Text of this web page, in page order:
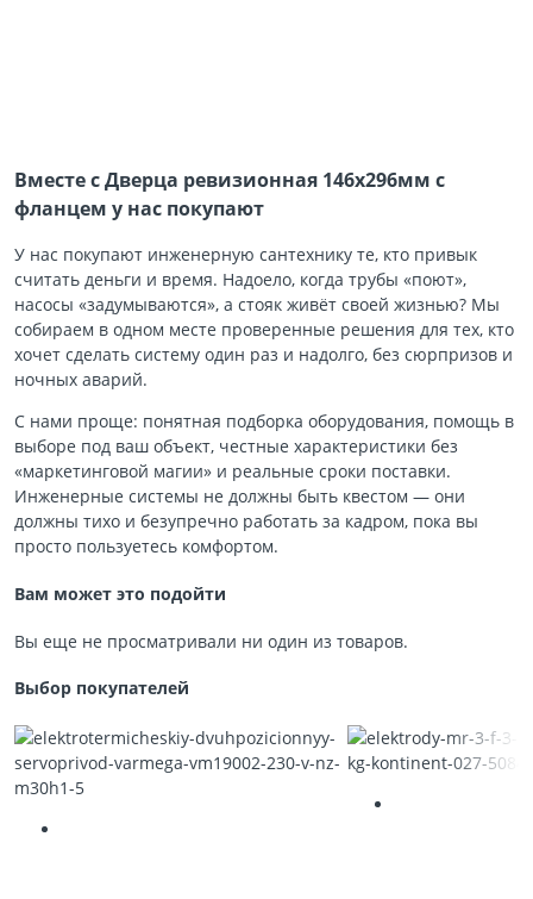
Вместе с Дверца ревизионная 146х296мм с
фланцем у нас покупают
У нас покупают инженерную сантехнику те, кто привык
считать деньги и время. Надоело, когда трубы «поют»,
насосы «задумываются», а стояк живёт своей жизнью? Мы
собираем в одном месте проверенные решения для тех, кто
хочет сделать систему один раз и надолго, без сюрпризов и
ночных аварий.
С нами проще: понятная подборка оборудования, помощь в
выборе под ваш объект, честные характеристики без
«маркетинговой магии» и реальные сроки поставки.
Инженерные системы не должны быть квестом — они
должны тихо и безупречно работать за кадром, пока вы
просто пользуетесь комфортом.
Вам может это подойти
Вы еще не просматривали ни один из товаров.
Выбор покупателей